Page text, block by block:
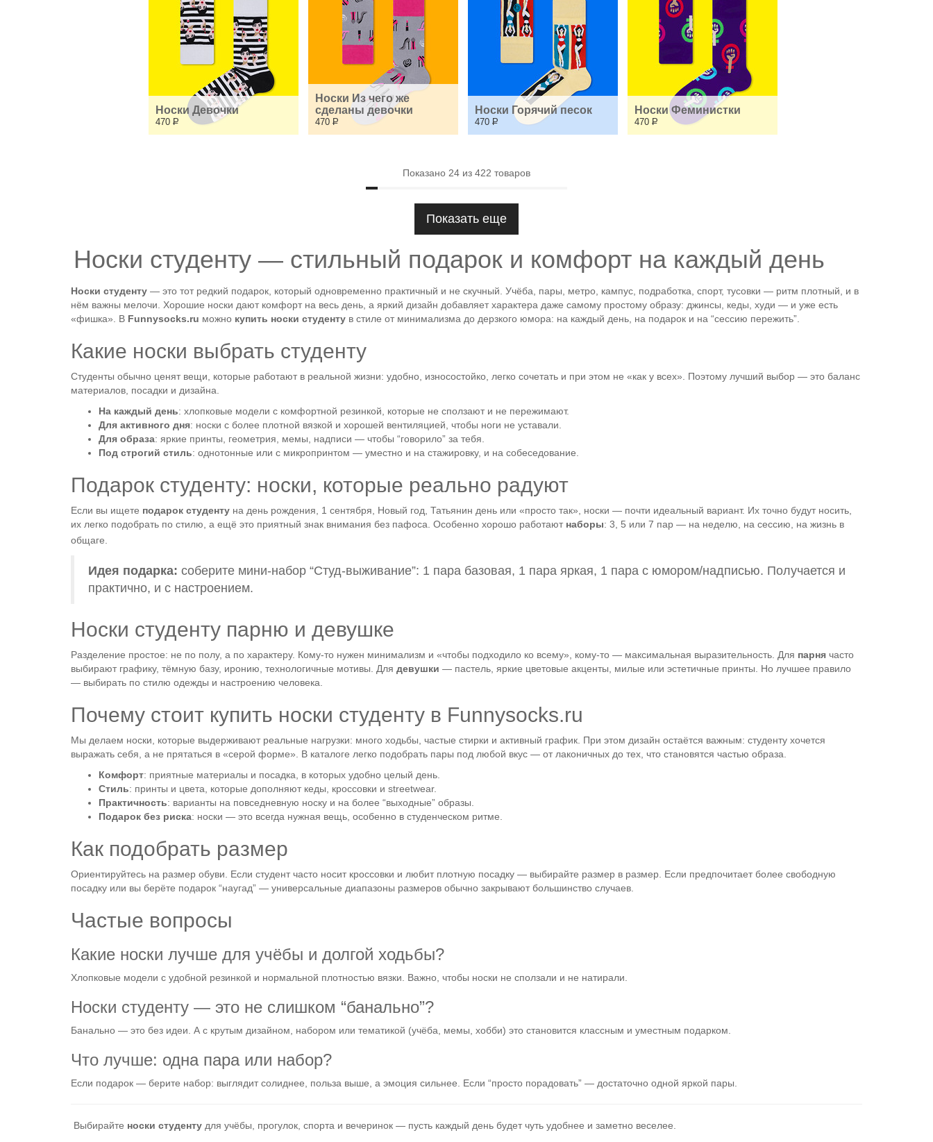
Носки Девочки
470 Р
Носки Из чего же
сделаны девочки
470 Р
Носки Горячий песок
470 Р
Носки Феминистки
470 Р
Показано 24 из 422 товаров
Показать еще
Носки студенту — стильный подарок и комфорт на каждый день
Носки студенту — это тот редкий подарок, который одновременно практичный и не скучный. Учёба, пары, метро, кампус, подработка, спорт, тусовки — ритм плотный, и в
нём важны мелочи. Хорошие носки дают комфорт на весь день, а яркий дизайн добавляет характера даже самому простому образу: джинсы, кеды, худи — и уже есть
«фишка». В Funnysocks.ru можно купить носки студенту в стиле от минимализма до дерзкого юмора: на каждый день, на подарок и на “сессию пережить”.
Какие носки выбрать студенту
Студенты обычно ценят вещи, которые работают в реальной жизни: удобно, износостойко, легко сочетать и при этом не «как у всех». Поэтому лучший выбор — это баланс
материалов, посадки и дизайна.
На каждый день: хлопковые модели с комфортной резинкой, которые не сползают и не пережимают.
Для активного дня: носки с более плотной вязкой и хорошей вентиляцией, чтобы ноги не уставали.
Для образа: яркие принты, геометрия, мемы, надписи — чтобы “говорило” за тебя.
Под строгий стиль: однотонные или с микропринтом — уместно и на стажировку, и на собеседование.
Подарок студенту: носки, которые реально радуют
Если вы ищете подарок студенту на день рождения, 1 сентября, Новый год, Татьянин день или «просто так», носки — почти идеальный вариант. Их точно будут носить,
их легко подобрать по стилю, а ещё это приятный знак внимания без пафоса. Особенно хорошо работают наборы: 3, 5 или 7 пар — на неделю, на сессию, на жизнь в
общаге.
Идея подарка: соберите мини-набор “Студ-выживание”: 1 пара базовая, 1 пара яркая, 1 пара с юмором/надписью. Получается и
практично, и с настроением.
Носки студенту парню и девушке
Разделение простое: не по полу, а по характеру. Кому-то нужен минимализм и «чтобы подходило ко всему», кому-то — максимальная выразительность. Для парня часто
выбирают графику, тёмную базу, иронию, технологичные мотивы. Для девушки — пастель, яркие цветовые акценты, милые или эстетичные принты. Но лучшее правило
— выбирать по стилю одежды и настроению человека.
Почему стоит купить носки студенту в Funnysocks.ru
Мы делаем носки, которые выдерживают реальные нагрузки: много ходьбы, частые стирки и активный график. При этом дизайн остаётся важным: студенту хочется
выражать себя, а не прятаться в «серой форме». В каталоге легко подобрать пары под любой вкус — от лаконичных до тех, что становятся частью образа.
Комфорт: приятные материалы и посадка, в которых удобно целый день.
Стиль: принты и цвета, которые дополняют кеды, кроссовки и streetwear.
Практичность: варианты на повседневную носку и на более “выходные” образы.
Подарок без риска: носки — это всегда нужная вещь, особенно в студенческом ритме.
Как подобрать размер
Ориентируйтесь на размер обуви. Если студент часто носит кроссовки и любит плотную посадку — выбирайте размер в размер. Если предпочитает более свободную
посадку или вы берёте подарок “наугад” — универсальные диапазоны размеров обычно закрывают большинство случаев.
Частые вопросы
Какие носки лучше для учёбы и долгой ходьбы?
Хлопковые модели с удобной резинкой и нормальной плотностью вязки. Важно, чтобы носки не сползали и не натирали.
Носки студенту — это не слишком “банально”?
Банально — это без идеи. А с крутым дизайном, набором или тематикой (учёба, мемы, хобби) это становится классным и уместным подарком.
Что лучше: одна пара или набор?
Если подарок — берите набор: выглядит солиднее, польза выше, а эмоция сильнее. Если “просто порадовать” — достаточно одной яркой пары.
Выбирайте носки студенту для учёбы, прогулок, спорта и вечеринок — пусть каждый день будет чуть удобнее и заметно веселее.